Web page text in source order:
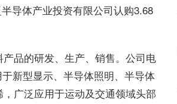
导体产业投资有限公司认购3.68
品的研发、生产、销售。公司电
新型显示、半导体照明、半导体
广泛应用于运动及交通领域头部